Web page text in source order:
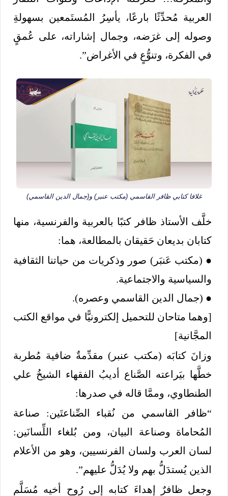
العربية مُحدِّثًا بارعًا، يأسِرُ المُستَمعين بسهولةِ
وصوله إلى غرَضه، وجمال إشاراته، على عُمقٍ
في الفكرة، وتنوُّعٍ في الأغراض”.
غلافا كتابي ظافر القاسمي (مكتب عنبر) و(جمال الدين القاسمي)
خلَّف الأستاذ ظافر كتبًا بالعربية والفرنسية، منها
كتابان بديعان حَقيقان بالمطالعة، هما:
● (مكتب عَنبَر) صور وذكريات من حياتنا الثقافية
والسياسية والاجتماعية.
● (جمال الدين القاسمي وعصره).
[وهما متاحان للتحميل إلكترونيًّا في مواقع الكتب
المجَّانية]
وزانَ كتابَه (مكتب عنبر) مقدِّمةٌ ضافية مُطربة
خطَّها بيَراعته الصَّناع أديبُ الفقهاء الشيخُ علي
الطنطاوي، وممَّا قاله في صدرها:
“ظافر القاسمي من نُقباء الصِّناعتَين: صناعة
المُحاماة وصناعة البيان، ومن بُلغاء اللِّسانَين:
لسان العرب ولسان الفرنسيين، وهو من الأعلام
الذين يُستدَلُّ بهم ولا يُدَلُّ عليهم”.
وجعل ظافرٌ إهداءَ كتابه إلى رُوح أخيه مُسَلَّم